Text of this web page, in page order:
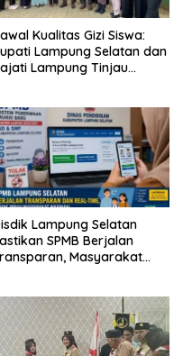
Kualitas Gizi Siswa:
Lampung Selatan dan
Lampung Tinjau
Lampung Selatan
SPMB Berjalan
Masyarakat